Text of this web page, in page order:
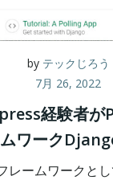
by テックじろう
7月 26, 2022
経験者
ワーク
レームワークと